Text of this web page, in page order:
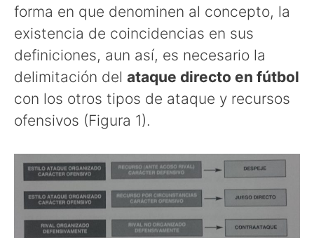
forma en que denominen al concepto, la
existencia de coincidencias en sus
definiciones, aun así, es necesario la
delimitación del ataque directo en fútbol
con los otros tipos de ataque y recursos
ofensivos (Figura 1).